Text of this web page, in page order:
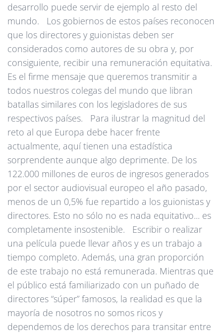
desarrollo puede servir de ejemplo al resto del
mundo. Los gobiernos de estos países reconocen
que los directores y guionistas deben ser
considerados como autores de su obra y, por
consiguiente, recibir una remuneración equitativa.
Es el firme mensaje que queremos transmitir a
todos nuestros colegas del mundo que libran
batallas similares con los legisladores de sus
respectivos países. Para ilustrar la magnitud del
reto al que Europa debe hacer frente
actualmente, aquí tienen una estadística
sorprendente aunque algo deprimente. De los
122.000 millones de euros de ingresos generados
por el sector audiovisual europeo el año pasado,
menos de un 0,5% fue repartido a los guionistas y
directores. Esto no sólo no es nada equitativo... es
completamente insostenible. Escribir o realizar
una película puede llevar años y es un trabajo a
tiempo completo. Además, una gran proporción
de este trabajo no está remunerada. Mientras que
el público está familiarizado con un puñado de
directores “súper” famosos, la realidad es que la
mayoría de nosotros no somos ricos y
dependemos de los derechos para transitar entre